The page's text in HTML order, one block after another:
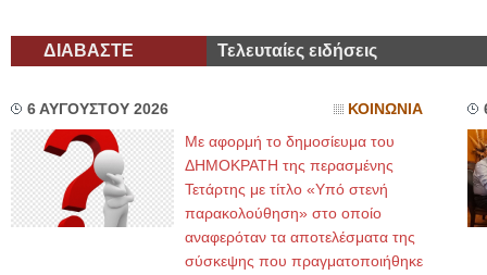
ΔΙΑΒΑΣΤΕ Τελευταίες ειδήσεις
6 ΑΥΓΟΥΣΤΟΥ 2026 ΚΟΙΝΩΝΙΑ
Με αφορμή το δημοσίευμα του
ΔΗΜΟΚΡΑΤΗ της περασμένης
Τετάρτης με τίτλο «Υπό στενή
παρακολούθηση» στο οποίο
αναφερόταν τα αποτελέσματα της
σύσκεψης που πραγματοποιήθηκε